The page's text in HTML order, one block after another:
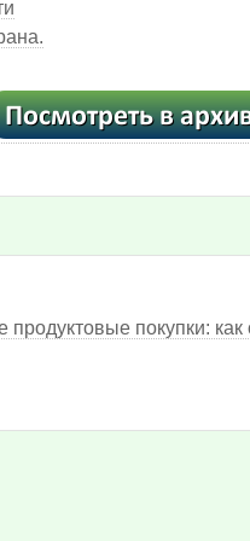
продуктовые покупки: